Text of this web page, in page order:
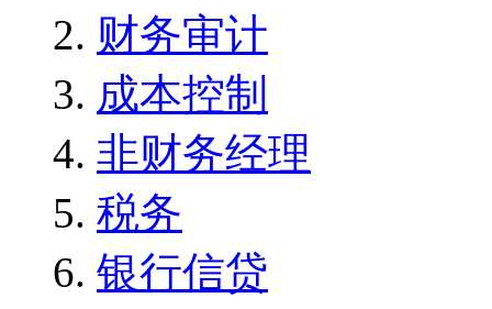
财务审计
成本控制
非财务经理
税务
银行信贷